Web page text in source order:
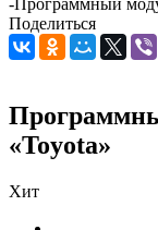
-Программный
Поделиться
«Toyota»
Хит